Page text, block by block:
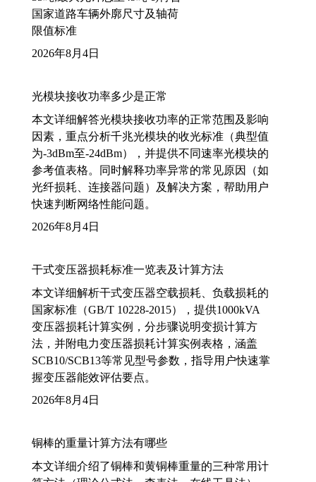
国家道路车辆外廓尺寸及轴荷
限值标准
2026年8月4日
光模块接收功率多少是正常
本文详细解答光模块接收功率的正常范围及影响
因素，重点分析千兆光模块的收光标准（典型值
为-3dBm至-24dBm），并提供不同速率光模块的
参考值表格。同时解释功率异常的常见原因（如
光纤损耗、连接器问题）及解决方案，帮助用户
快速判断网络性能问题。
2026年8月4日
干式变压器损耗标准一览表及计算方法
本文详细解析干式变压器空载损耗、负载损耗的
国家标准（GB/T 10228-2015），提供1000kVA
变压器损耗计算实例，分步骤说明变损计算方
法，并附电力变压器损耗计算实例表格，涵盖
SCB10/SCB13等常见型号参数，指导用户快速掌
握变压器能效评估要点。
2026年8月4日
铜棒的重量计算方法有哪些
本文详细介绍了铜棒和黄铜棒重量的三种常用计